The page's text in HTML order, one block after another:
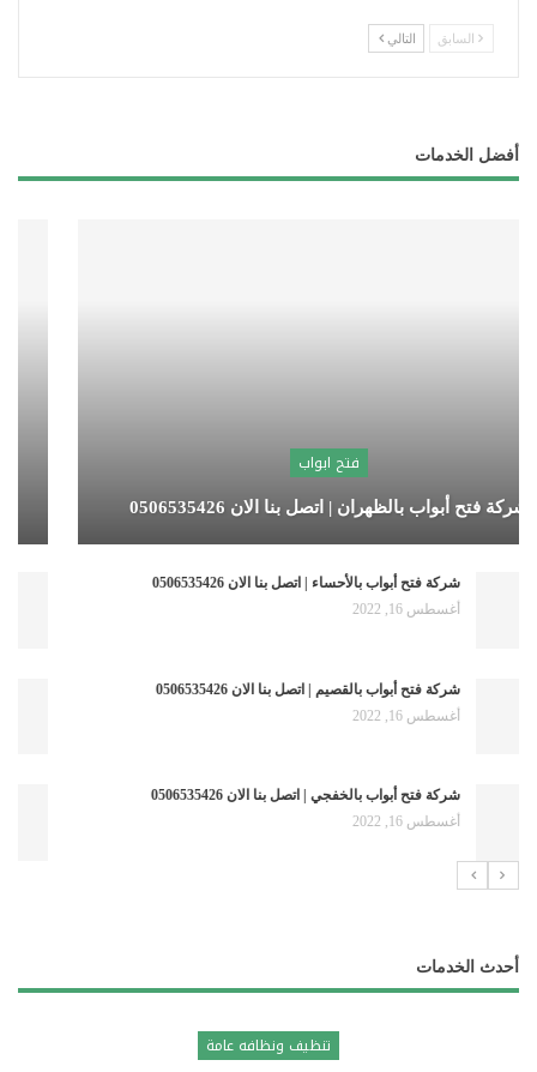
السابق التالي
أفضل الخدمات
شركة فتح أبواب بالهفوف | اتصل بنا الان 0506535426
شركة فتح أبواب بعنيزه | اتصل بنا الان 0506535426
نوفمبر 1, 2022
شركة فتح أبواب بالرياض | اتصل بنا الان 0506535426
أكتوبر 7, 2022
شركة فتح أبواب بالدمام | اتصل بنا الان 0506535426 | خصم 25%
أغسطس 16, 2022
أحدث الخدمات
تنظيف ونظافه عامة